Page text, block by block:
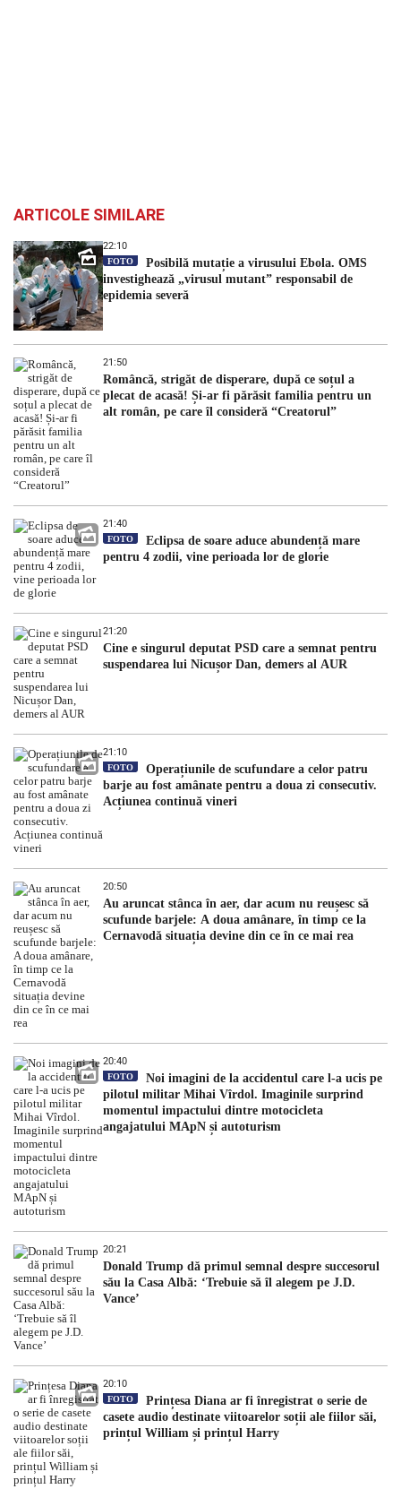
ARTICOLE SIMILARE
22:10
FOTO
Posibilă mutație a virusului Ebola. OMS
investighează „virusul mutant” responsabil de
epidemia severă
21:50
Româncă, strigăt de disperare, după ce soțul a
plecat de acasă! Și-ar fi părăsit familia pentru un
alt român, pe care îl consideră “Creatorul”
21:40
FOTO
Eclipsa de soare aduce abundență mare
pentru 4 zodii, vine perioada lor de glorie
21:20
Cine e singurul deputat PSD care a semnat pentru
suspendarea lui Nicușor Dan, demers al AUR
21:10
FOTO
Operațiunile de scufundare a celor patru
barje au fost amânate pentru a doua zi consecutiv.
Acțiunea continuă vineri
20:50
Au aruncat stânca în aer, dar acum nu reușesc să
scufunde barjele: A doua amânare, în timp ce la
Cernavodă situația devine din ce în ce mai rea
20:40
FOTO
Noi imagini de la accidentul care l-a ucis pe
pilotul militar Mihai Vîrdol. Imaginile surprind
momentul impactului dintre motocicleta
angajatului MApN și autoturism
20:21
Donald Trump dă primul semnal despre succesorul
său la Casa Albă: ‘Trebuie să îl alegem pe J.D.
Vance’
20:10
FOTO
Prințesa Diana ar fi înregistrat o serie de
casete audio destinate viitoarelor soții ale fiilor săi,
prințul William și prințul Harry